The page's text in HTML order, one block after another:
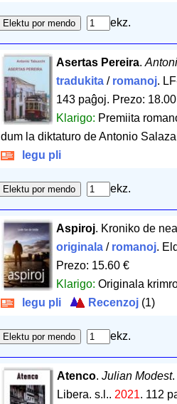
ekz.
Asertas Pereira.
tradukita/ romanoj.
143 paĝoj. Prezo:
Klarigo: Premiita
dum la diktaturo de Antonio
legu pli
ekz.
Aspiroj. Kroniko de
originala/ romanoj.
Prezo: 15.60 €
Klarigo: Originala
legu pli
Recenzoj (1)
ekz.
Atenco. Julian Modest.
Libera. s.l.. 2021. 112